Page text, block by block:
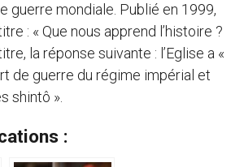
guerre mondiale. Publié en 1999,
: « Que nous apprend l’histoire ?
la réponse suivante : l’Eglise a «
de guerre du régime impérial et
shintô ».
: